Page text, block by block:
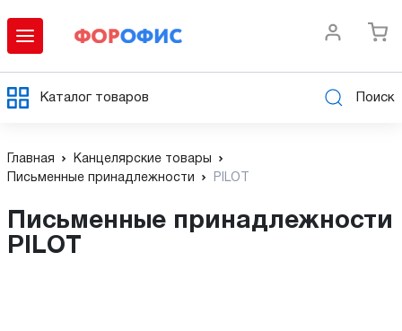
Каталог товаров Поиск
Главная
Канцелярские товары
Письменные принадлежности
PILOT
Письменные принадлежности
PILOT